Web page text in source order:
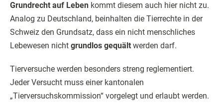
Grundrecht auf Leben kommt diesem auch hier nicht zu.
Analog zu Deutschland, beinhalten die Tierrechte in der
Schweiz den Grundsatz, dass ein nicht menschliches
Lebewesen nicht grundlos gequält werden darf.
Tierversuche werden besonders streng reglementiert.
Jeder Versucht muss einer kantonalen
„Tierversuchskommission“ vorgelegt und erlaubt werden.